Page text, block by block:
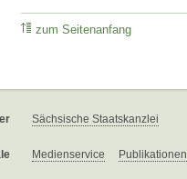
zum Seitenanfang
Sächsische Staatskanzlei
Medienservice Publikationen